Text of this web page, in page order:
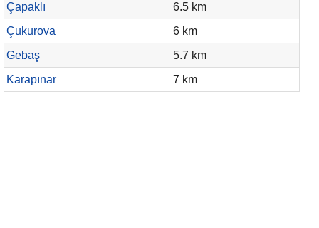
Çapaklı
6.5 km
Çukurova
6 km
Gebaş
5.7 km
Karapınar
7 km